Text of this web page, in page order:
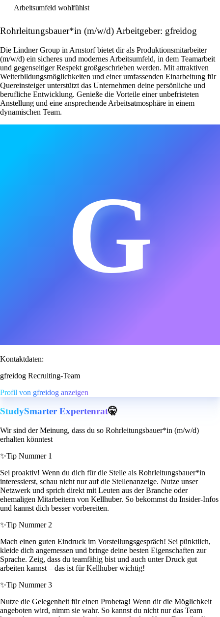
Arbeitsumfeld wohlfühlst
Rohrleitungsbauer*in (m/w/d) Arbeitgeber: gfreidog
Die Lindner Group in Arnstorf bietet dir als Produktionsmitarbeiter
(m/w/d) ein sicheres und modernes Arbeitsumfeld, in dem Teamarbeit
und gegenseitiger Respekt großgeschrieben werden. Mit attraktiven
Weiterbildungsmöglichkeiten und einer umfassenden Einarbeitung für
Quereinsteiger unterstützt das Unternehmen deine persönliche und
berufliche Entwicklung. Genieße die Vorteile einer unbefristeten
Anstellung und eine ansprechende Arbeitsatmosphäre in einem
dynamischen Team.
G
Kontaktdaten:
gfreidog Recruiting-Team
Profil von gfreidog anzeigen
StudySmarter Expertenrat🤫
Wir sind der Meinung, dass du so Rohrleitungsbauer*in (m/w/d)
erhalten könntest
✨Tip Nummer 1
Sei proaktiv! Wenn du dich für die Stelle als Rohrleitungsbauer*in
interessierst, schau nicht nur auf die Stellenanzeige. Nutze unser
Netzwerk und sprich direkt mit Leuten aus der Branche oder
ehemaligen Mitarbeitern von Kellhuber. So bekommst du Insider-Infos
und kannst dich besser vorbereiten.
✨Tip Nummer 2
Mach einen guten Eindruck im Vorstellungsgespräch! Sei pünktlich,
kleide dich angemessen und bringe deine besten Eigenschaften zur
Sprache. Zeig, dass du teamfähig bist und auch unter Druck gut
arbeiten kannst – das ist für Kellhuber wichtig!
✨Tip Nummer 3
Nutze die Gelegenheit für einen Probetag! Wenn dir die Möglichkeit
angeboten wird, nimm sie wahr. So kannst du nicht nur das Team